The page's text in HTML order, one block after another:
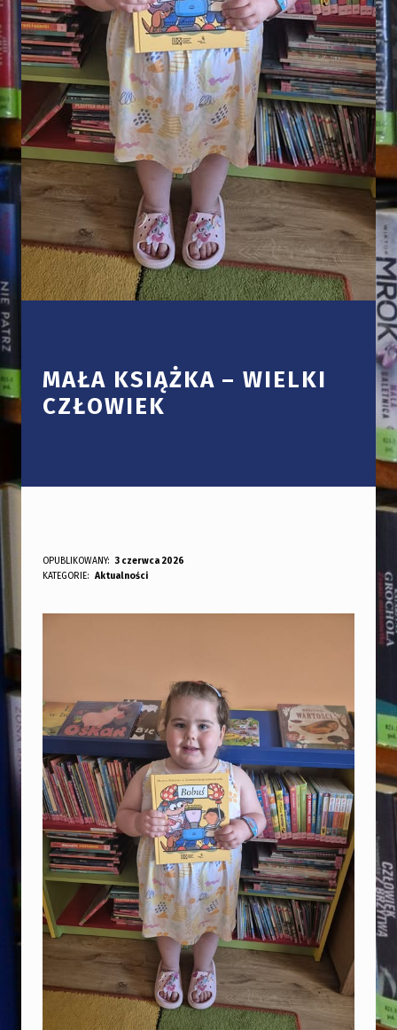
MAŁA KSIĄŻKA – WIELKI
CZŁOWIEK
M
Ł
S
I
Ą
Ż
K
A
–
W
I
E
L
K
OPUBLIKOWANY: 3 czerwca 2026
DODANY PRZEZ:
KATEGORIE: Aktualności